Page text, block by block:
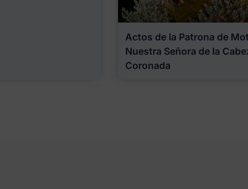
Actos de la Patrona de
Nuestra Señora de la
Coronada